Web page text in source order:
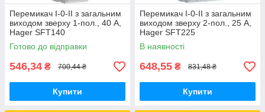
Перемикач I-0-II з загальним
виходом зверху 1-пол., 40 А,
Hager SFT140
Готово до відправки
546,34 ₴ 700,44 ₴
Купити
Перемикач I-0-II з загальним
виходом зверху 2-пол., 25 А,
Hager SFT225
В наявності
648,55 ₴ 831,48 ₴
Купити